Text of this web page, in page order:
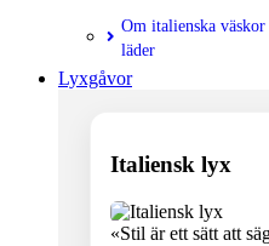
Om italienska väskor
läder
Lyxgåvor
Italiensk lyx
«Stil är ett sätt att